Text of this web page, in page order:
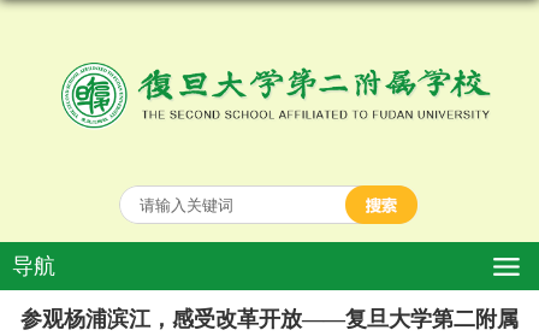
导航
参观杨浦滨江，感受改革开放——复旦大学第二附属